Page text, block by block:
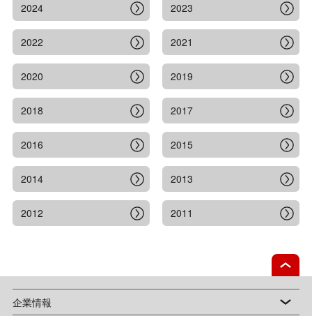
2024 2023
2022 2021
2020 2019
2018 2017
2016 2015
2014 2013
2012 2011
企業情報